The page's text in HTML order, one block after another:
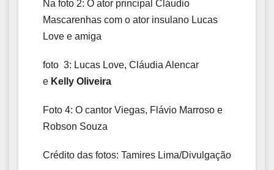
Na foto 2: O ator principal Cláudio
Mascarenhas com o ator insulano Lucas
Love e amiga
foto 3: Lucas Love, Cláudia Alencar
e Kelly Oliveira
Foto 4: O cantor Viegas, Flávio Marroso e
Robson Souza
Crédito das fotos: Tamires Lima/Divulgação